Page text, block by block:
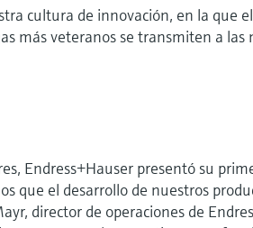
cultura de innovación, en la que
más veteranos se transmiten a las
Endress+Hauser presentó su
que el desarrollo de nuestros
director de operaciones de